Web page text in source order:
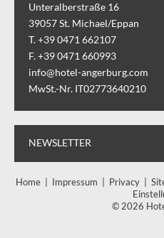
Unteralberstraße 16
39057St. Michael/Eppan
T. +39 0471 662107
F. +39 0471 660993
info@hotel-angerburg.com
MwSt.-Nr. IT02773640210
NEWSLETTER
Home| Impressum Privacy|
© 2026